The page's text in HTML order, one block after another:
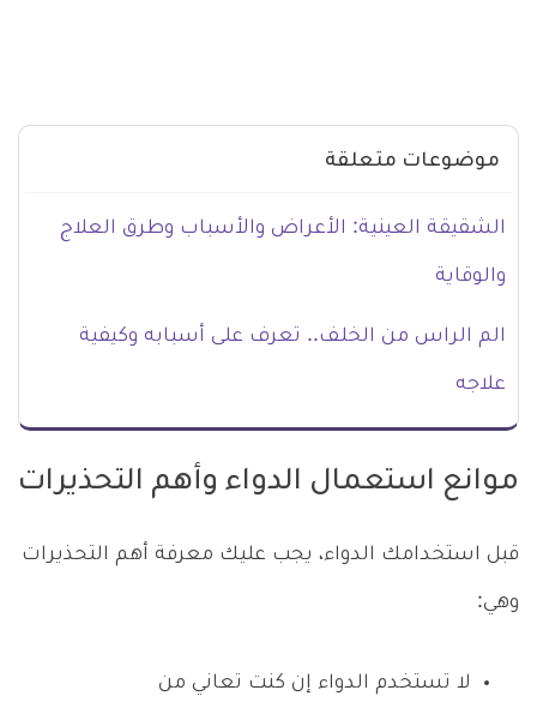
موضوعات متعلقة
الشقيقة العينية: الأعراض والأسباب وطرق العلاج
والوقاية
الم الراس من الخلف.. تعرف على أسبابه وكيفية
علاجه
موانع استعمال الدواء وأهم التحذيرات
قبل استخدامك الدواء، يجب عليك معرفة أهم التحذيرات
وهي:
لا تستخدم الدواء إن كنت تعاني من